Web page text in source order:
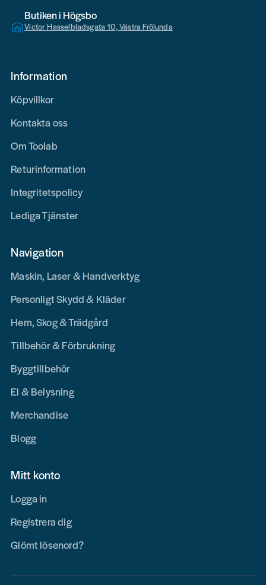
Butiken i Högsbo
Victor Hasselbladsgata 10, Västra Frölunda
Information
Köpvillkor
Kontakta oss
Om Toolab
Returinformation
Integritetspolicy
Lediga Tjänster
Navigation
Maskin, Laser & Handverktyg
Personligt Skydd & Kläder
Hem, Skog & Trädgård
Tillbehör & Förbrukning
Byggtillbehör
El & Belysning
Merchandise
Blogg
Mitt konto
Logga in
Registrera dig
Glömt lösenord?